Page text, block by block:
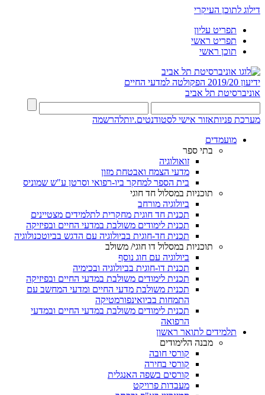
דילוג לתוכן העיקרי
תפריט עליון
תפריט ראשי
תוכן ראשי
ידיעון 2019/20
הפקולטה למדעי החיים
אוניברסיטת תל אביב
מערכת פניותאזור אישי לסטודנטים.יותלהרשמה
מועמדים
בתי ספר
זואולוגיה
מדעי הצמח ואבטחת מזון
בית הספר למחקר ביו-רפואי וסרטן ע"ש שמוניס
תוכניות במסלול חד חוגי
ביולוגיה מורחב
תכנית חד חוגית מחקרית לתלמידים מצטיינים
תכנית לימודים משולבת במדעי החיים ובפיזיקה
תכנית חד-חוגית בביולוגיה עם הדגש בביוטכנולוגיה
תוכניות במסלול דו חוגי/ משולב
ביולוגיה עם חוג נוסף
תכנית דו-חוגית בביולוגיה ובכימיה
תכנית לימודים משולבת במדעי החיים ובפיזיקה
תכנית משולבת מדעי החיים ומדעי המחשב עם
התמחות בביואינפורמטיקה
תכנית לימודים משולבת במדעי החיים ובמדעי
הרפואה
תלמידים לתואר ראשון
מבנה הלימודים
קורסי חובה
קורסי בחירה
קורסים בשפה האנגלית
מעבדות פרויקט